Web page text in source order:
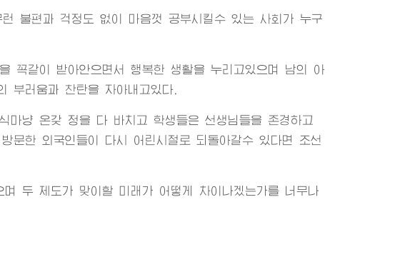
불편과 걱정도 없이 마음껏 공부시킬수 있는 사회가 누구
꼭같이 받아안으면서 행복한 생활을 누리고있으며 남의 아
부러움과 찬탄을 자아내고있다.
마냥 온갖 정을 다 바치고 학생들은 선생님들을 존경하고
문한 외국인들이 다시 어린시절로 되돌아갈수 있다면 조선
두 제도가 맞이할 미래가 어떻게 차이나겠는가를 너무나